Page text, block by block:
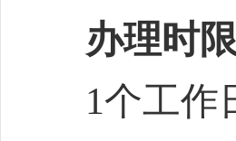
办理时限
1个工作